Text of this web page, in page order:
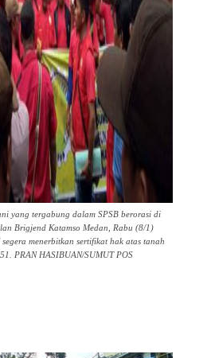
yang tergabung dalam SPSB berorasi di
Brigjend Katamso Medan, Rabu (8/1)
menerbitkan sertifikat hak atas tanah
PRAN HASIBUAN/SUMUT POS